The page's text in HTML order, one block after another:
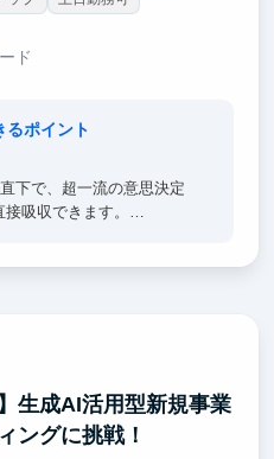
ド
るポイント
下で、超一流の意思決定
吸収できます。
関与。
ェクトに当事者として大
でいただきます。
生成AI活用型新規事業
ングに挑戦！